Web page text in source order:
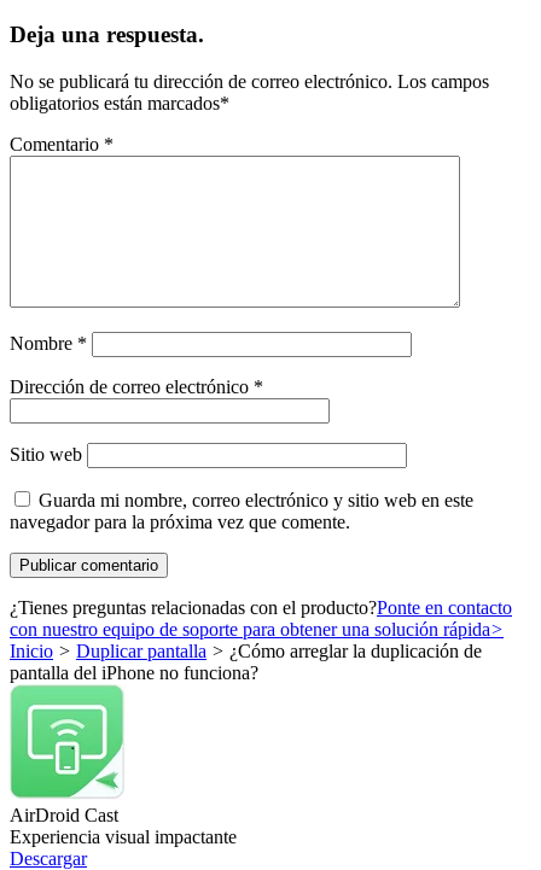
Deja una respuesta.
No se publicará tu dirección de correo electrónico. Los campos
obligatorios están marcados*
Comentario *
Nombre *
Dirección de correo electrónico *
Sitio web
Guarda mi nombre, correo electrónico y sitio web en este
navegador para la próxima vez que comente.
¿Tienes preguntas relacionadas con el producto?Ponte en contacto
con nuestro equipo de soporte para obtener una solución rápida>
Inicio > Duplicar pantalla > ¿Cómo arreglar la duplicación de
pantalla del iPhone no funciona?
AirDroid Cast
Experiencia visual impactante
Descargar